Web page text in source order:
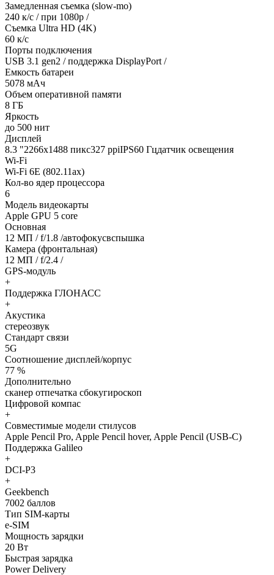
Замедленная съемка (slow-mo)
240 к/с / при 1080p /
Съемка Ultra HD (4K)
60 к/с
Порты подключения
USB 3.1 gen2 / поддержка DisplayPort /
Емкость батареи
5078 мАч
Объем оперативной памяти
8 ГБ
Яркость
до 500 нит
Дисплей
8.3 "2266х1488 пикс327 ppiIPS60 Гцдатчик освещения
Wi-Fi
Wi-Fi 6E (802.11ax)
Кол-во ядер процессора
6
Модель видеокарты
Apple GPU 5 core
Основная
12 МП / f/1.8 /автофокусвспышка
Камера (фронтальная)
12 МП / f/2.4 /
GPS-модуль
+
Поддержка ГЛОНАСС
+
Акустика
стереозвук
Стандарт связи
5G
Соотношение дисплей/корпус
77 %
Дополнительно
сканер отпечатка сбокугироскоп
Цифровой компас
+
Совместимые модели стилусов
Apple Pencil Pro, Apple Pencil hover, Apple Pencil (USB‑C)
Поддержка Galileo
+
DCI-P3
+
Geekbench
7002 баллов
Тип SIM-карты
e-SIM
Мощность зарядки
20 Вт
Быстрая зарядка
Power Delivery